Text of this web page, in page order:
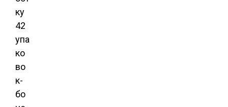
ку
42
упа
ко
во
к-
бо